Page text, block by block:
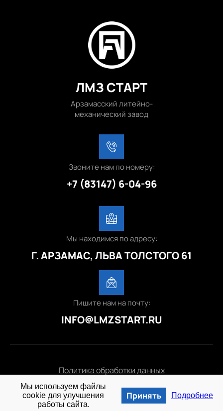
ЛМЗ СТАРТ
Арзамасский литейно-
механический завод
+7 (83147) 6-04-96
Звоните нам по номеру:
Г. АРЗАМАС, ЛЬВА ТОЛСТОГО 61
Мы находимся по адресу:
INFO@LMZSTART.RU
Пишите нам на почту:
Политика обработки данных
© 2025 lmzstart.ru
Мы используем файлы
cookie для улучшения
работы сайта.
Принять Подробнее